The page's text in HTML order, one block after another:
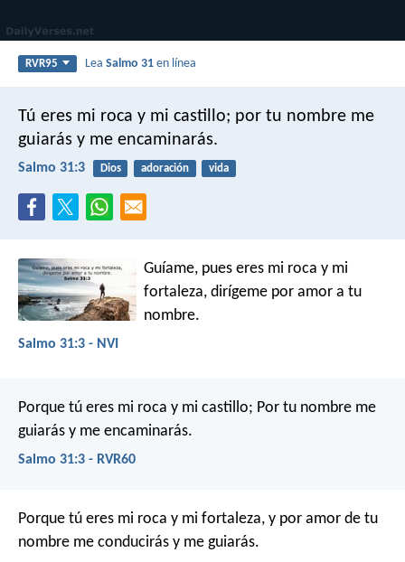
RVR95 LeaSalmo 31 en línea
Tú eres mi roca y mi castillo; por tu nombre me
guiarás y me encaminarás.
Salmo 31:3 Dios adoración vida
Guíame, pues eres mi roca y mi
fortaleza, dirígeme por amor a tu
nombre.
Salmo 31:3 - NVI
Porque tú eres mi roca y mi castillo; Por tu nombre me
guiarás y me encaminarás.
Salmo 31:3 - RVR60
Porque tú eres mi roca y mi fortaleza, y por amor de tu
nombre me conducirás y me guiarás.